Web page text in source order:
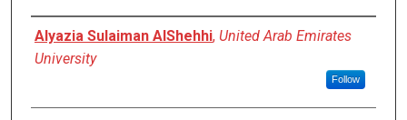
Author
Alyazia Sulaiman AlShehhi, United Arab Emirates
University
Follow